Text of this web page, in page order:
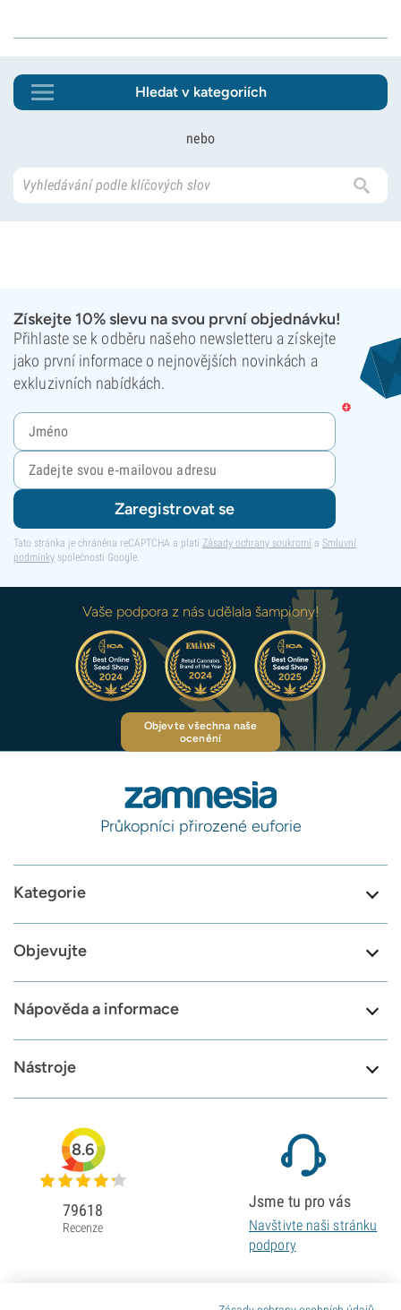
Hledat v kategoriích
nebo
Získejte 10% slevu na svou první objednávku!
Přihlaste se k odběru našeho newsletteru a získejte
jako první informace o nejnovějších novinkách a
exkluzivních nabídkách.
Zaregistrovat se
Tato stránka je chráněna reCAPTCHA a platí Zásady ochrany soukromí a Smluvní
podmínky společnosti Google.
Vaše podpora z nás udělala šampiony!
Objevte všechna naše
ocenění
Průkopníci přirozené euforie
Kategorie
Objevujte
Nápověda a informace
Nástroje
8.6
79618
Recenze
Jsme tu pro vás
Navštivte naši stránku
podpory